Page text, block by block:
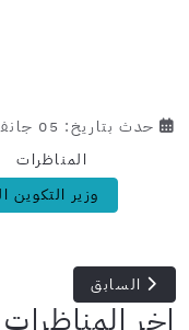
حدث بتاريخ: 05 جانفي 2017
المناظرات
وزير التكوين
المقال السابق: تشغيل 25 ألف عاطل عن العمل بداية من أفريل المقبل
السابق
اخر المناظرات